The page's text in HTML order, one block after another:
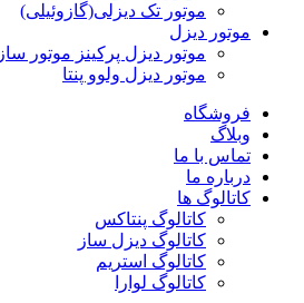
موتور تک دیزلی(گازوئیلی)
موتور دیزل
موتور دیزل پرکینز موتور
موتور دیزل ولوو پنتا
فروشگاه
وبلاگ
تماس با ما
درباره ما
کاتالوگ ها
کاتالوگ پنتاکس
کاتالوگ دیزل ساز
کاتالوگ استریم
کاتالوگ لوارا